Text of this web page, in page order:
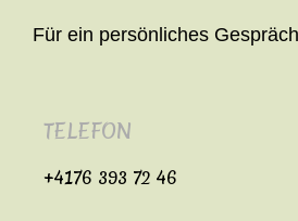
Für ein persönliches
TELEFON
+4176 393 72 46